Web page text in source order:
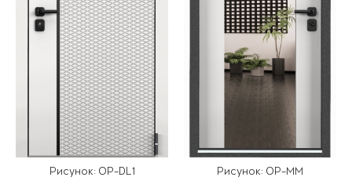
Рисунок: OP-DL1 Рисунок: OP-MM